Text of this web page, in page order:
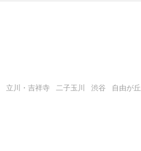
立川・吉祥寺 二子玉川 渋谷
自由が丘